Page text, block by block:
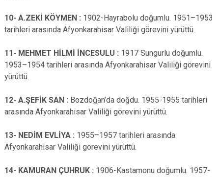
10- A.ZEKİ KÖYMEN : 1902-Hayrabolu doğumlu. 1951–1953
tarihleri arasında Afyonkarahisar Valiliği görevini yürüttü.
11- MEHMET HİLMİ İNCESULU : 1917 Sungurlu doğumlu.
1953–1954 tarihleri arasında Afyonkarahisar Valiliği görevini
yürüttü.
12- A.ŞEFİK SAN : Bozdoğan’da doğdu. 1955-1955 tarihleri
arasında Afyonkarahisar Valiliği görevini yürüttü.
13- NEDİM EVLİYA : 1955–1957 tarihleri arasında
Afyonkarahisar Valiliği görevini yürüttü.
14- KAMURAN ÇUHRUK : 1906-Kastamonu doğumlu. 1957-